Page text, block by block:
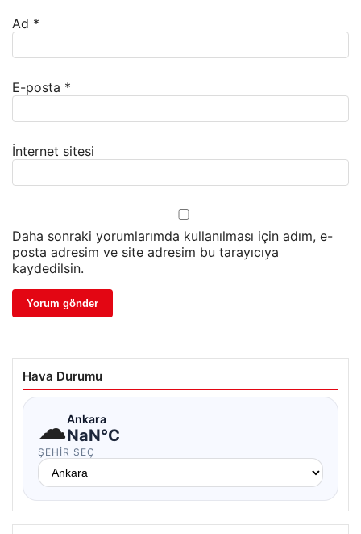
Ad *
E-posta *
İnternet sitesi
Daha sonraki yorumlarımda kullanılması için adım, e-
posta adresim ve site adresim bu tarayıcıya
kaydedilsin.
Hava Durumu
☁Ankara
NaN°C
ŞEHIR SEÇ